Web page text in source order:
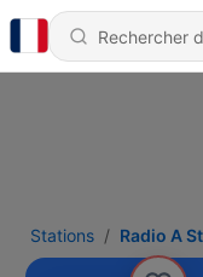
Stations Radio A